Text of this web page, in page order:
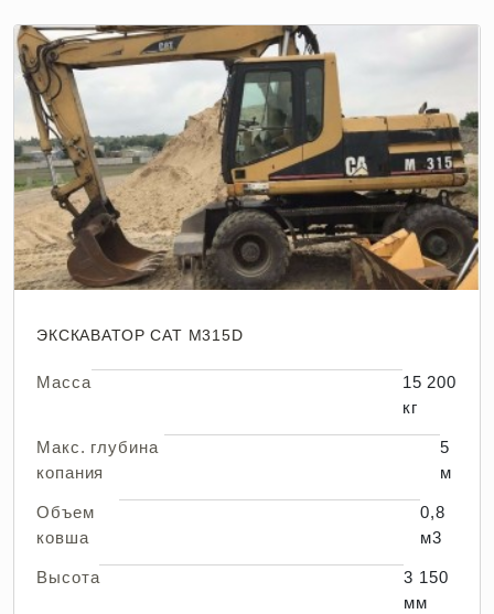
ЭКСКАВАТОР CAT M315D
Масса
15 200
кг
Макс. глубина
копания
5
м
Объем
ковша
0,8
м3
Высота
3 150
мм